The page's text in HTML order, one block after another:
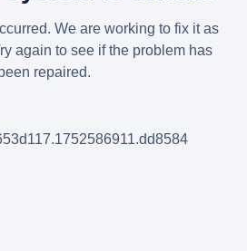
We are working to fix it as
again to see if the problem has
been repaired.